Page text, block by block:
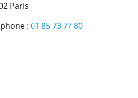
Paris
: 01 85 73 77 80